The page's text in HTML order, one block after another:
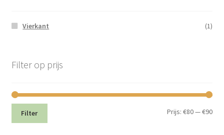
Vierkant (1)
Filter op prijs
Min.
Filter Prijs:€80—€90